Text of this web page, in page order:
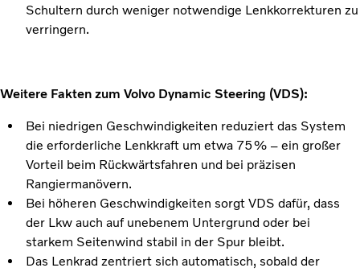
Schultern durch weniger notwendige Lenkkorrekturen zu
verringern.
Weitere Fakten zum Volvo Dynamic Steering (VDS):
Bei niedrigen Geschwindigkeiten reduziert das System
die erforderliche Lenkkraft um etwa 75 % – ein großer
Vorteil beim Rückwärtsfahren und bei präzisen
Rangiermanövern.
Bei höheren Geschwindigkeiten sorgt VDS dafür, dass
der Lkw auch auf unebenem Untergrund oder bei
starkem Seitenwind stabil in der Spur bleibt.
Das Lenkrad zentriert sich automatisch, sobald der